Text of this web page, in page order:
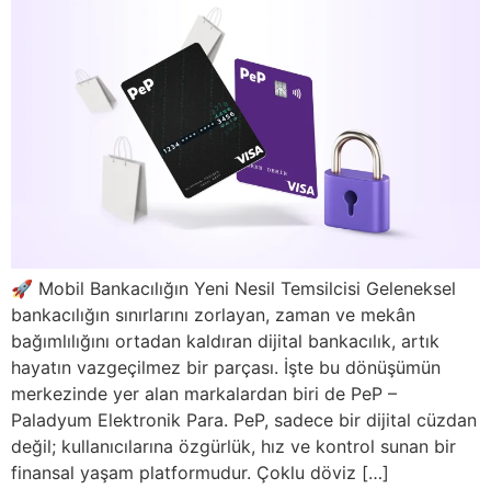
🚀 Mobil Bankacılığın Yeni Nesil Temsilcisi Geleneksel
bankacılığın sınırlarını zorlayan, zaman ve mekân
bağımlılığını ortadan kaldıran dijital bankacılık, artık
hayatın vazgeçilmez bir parçası. İşte bu dönüşümün
merkezinde yer alan markalardan biri de PeP –
Paladyum Elektronik Para. PeP, sadece bir dijital cüzdan
değil; kullanıcılarına özgürlük, hız ve kontrol sunan bir
finansal yaşam platformudur. Çoklu döviz […]